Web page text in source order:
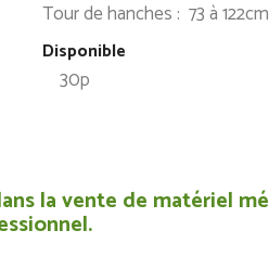
Tour de hanches : 73 à 122cm
Disponible
30p
la vente de matériel